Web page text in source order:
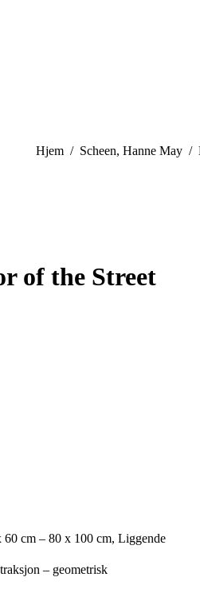
You are here:
Hjem Scheen, Hanne May
of the Street
60 cm – 80 x 100 cm, Liggende
– geometrisk